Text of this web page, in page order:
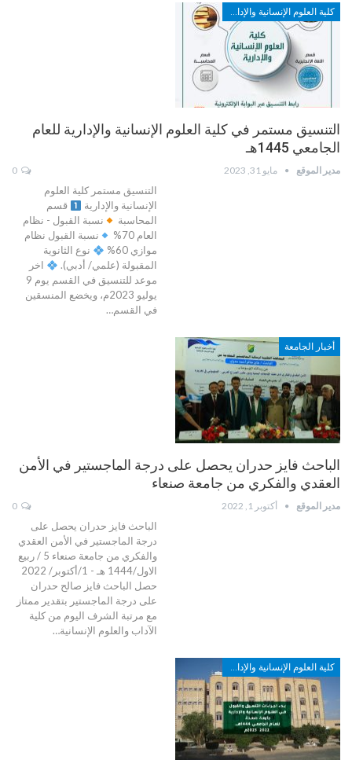
كلية العلوم الإنسانية والإدارية
التنسيق مستمر في كلية العلوم الإنسانية والإدارية للعام
الجامعي 1445هـ
مدير الموقع مايو 31, 2023
التنسيق مستمر كلية العلوم
الإنسانية والإدارية
قسم
المحاسبة
نسبة القبول - نظام
العام 70%
نسبة القبول نظام
موازي 60%
نوع الثانوية
المقبولة (علمي/ أدبي).
اخر
موعد للتنسيق في القسم يوم 9
يوليو 2023م، ويخضع المنسقين
في القسم…
أخبار الجامعة
الباحث فايز حدران يحصل على درجة الماجستير في الأمن
العقدي والفكري من جامعة صنعاء
مدير الموقع أكتوبر 1, 2022
الباحث فايز حدران يحصل على
درجة الماجستير في الأمن العقدي
والفكري من جامعة صنعاء 5 / ربيع
الاول/1444 هـ - 1/أكتوبر/ 2022
حصل الباحث فايز صالح حدران
على درجة الماجستير بتقدير ممتاز
مع مرتبة الشرف اليوم من كلية
الآداب والعلوم الإنسانية…